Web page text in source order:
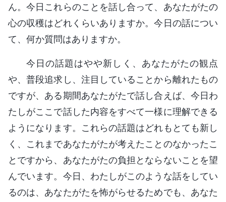
ん。今日これらのことを話し合って、あなたがたの
心の収穫はどれくらいありますか。今日の話につい
て、何か質問はありますか。
今日の話題はやや新しく、あなたがたの観点
や、普段追求し、注目していることから離れたもの
ですが、ある期間あなたがたで話し合えば、今日わ
たしがここで話した内容をすべて一様に理解できる
ようになります。これらの話題はどれもとても新し
く、これまであなたがたが考えたことのなかったこ
とですから、あなたがたの負担とならないことを望
んでいます。今日、わたしがこのような話をしてい
るのは、あなたがたを怖がらせるためでも、あなた